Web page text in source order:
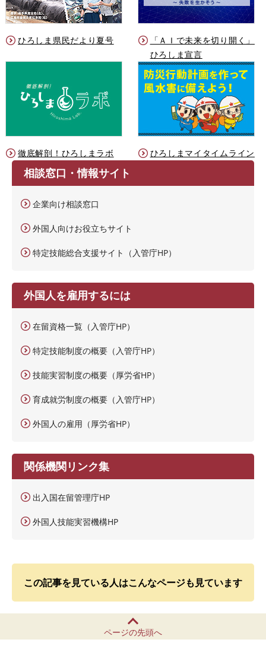
ひろしま県民だより夏号
「ＡＩで未来を切り開く」
ひろしま宣言
徹底解剖！ひろしまラボ ひろしまマイタイムライン
相談窓口・情報サイト
企業向け相談窓口
外国人向けお役立ちサイト
特定技能総合支援サイト（入管庁HP）
外国人を雇用するには
在留資格一覧（入管庁HP）
特定技能制度の概要（入管庁HP）
技能実習制度の概要（厚労省HP）
育成就労制度の概要（入管庁HP）
外国人の雇用（厚労省HP）
関係機関リンク集
出入国在留管理庁HP
外国人技能実習機構HP
この記事を見ている人はこんなページも見ています
ページの先頭へ